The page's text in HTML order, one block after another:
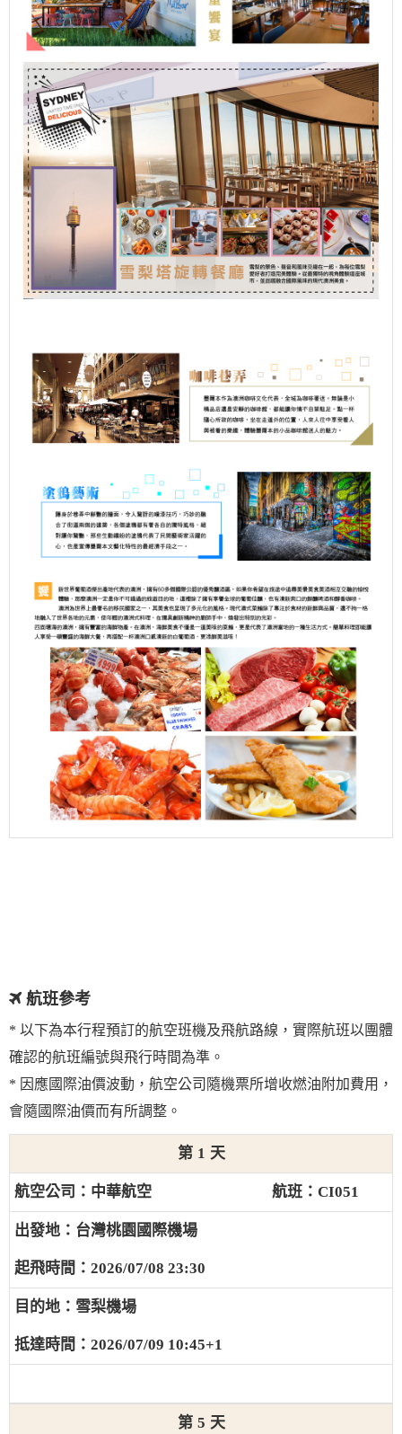
航班參考
* 以下為本行程預訂的航空班機及飛航路線，實際航班以團體
確認的航班編號與飛行時間為準。
* 因應國際油價波動，航空公司隨機票所增收燃油附加費用，
會隨國際油價而有所調整。
1
中華航空 CI051
台灣桃園國際機場
2026/07/08 23:30
雪梨機場
2026/07/09 10:45+1
5